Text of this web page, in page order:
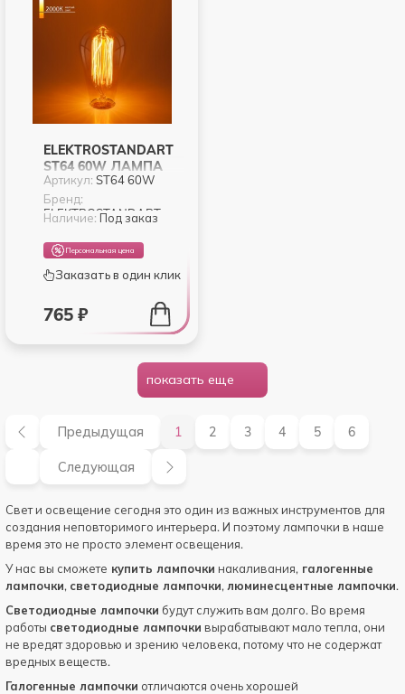
ELEKTROSTANDART
ST64 60W ЛАМПА
НАКАЛИВАНИЯ
Артикул: ST64 60W
Бренд:
ELEKTROSTANDART
Наличие: Под заказ
Персональная цена
Заказать в один клик
765 ₽
показать еще
Предыдущая 1 2 3 4 5 6
Следующая
Свет и освещение сегодня это один из важных инструментов для
создания неповторимого интерьера. И поэтому лампочки в наше
время это не просто элемент освещения.
У нас вы сможете купить лампочки накаливания, галогенные
лампочки, светодиодные лампочки, люминесцентные лампочки.
Светодиодные лампочки будут служить вам долго. Во время
работы светодиодные лампочки вырабатывают мало тепла, они
не вредят здоровью и зрению человека, потому что не содержат
вредных веществ.
Галогенные лампочки отличаются очень хорошей